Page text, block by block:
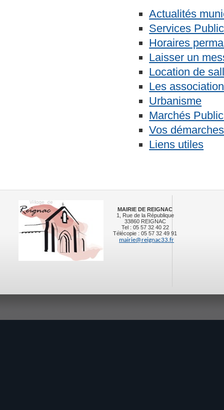
Actualités
Services
Horaires
Laisser un
Location de
Les
Urbanisme
Marchés
Vos
Liens utiles
MAIRIE DE REIGNAC
1, Rue de la République
33860 REIGNAC
Tel : 05 57 32 40 22
Télécopie : 05 57 32 49 91
mairie@reignac33.fr